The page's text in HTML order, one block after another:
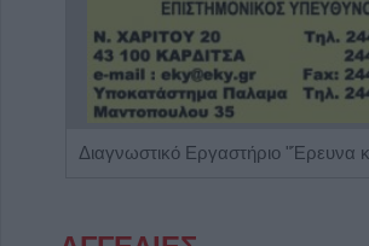
Διαγνωστικό Εργαστήριο "Έρευνα